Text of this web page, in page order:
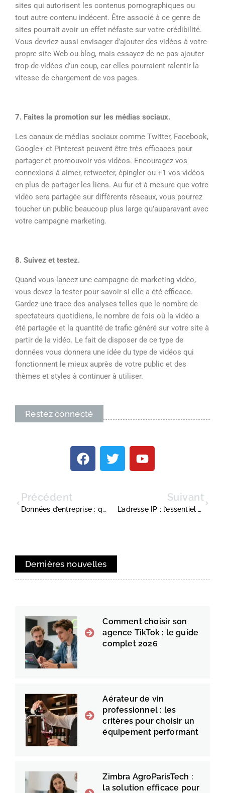
sites qui autorisent les contenus pornographiques ou
tout autre contenu indécent. Être associé à ce genre de
sites pourrait avoir un effet néfaste sur votre crédibilité.
Vous devriez aussi envisager d’ajouter des vidéos à votre
propre site Web ou blog, mais essayez de ne pas ajouter
trop de vidéos d’un coup, car elles pourraient ralentir la
vitesse de chargement de vos pages.
7. Faites la promotion sur les médias sociaux.
Les canaux de médias sociaux comme Twitter, Facebook,
Google+ et Pinterest peuvent être très efficaces pour
partager et promouvoir vos vidéos. Encouragez vos
connexions à aimer, retweeter, épingler ou +1 vos vidéos
en plus de partager les liens. Au fur et à mesure que votre
vidéo sera partagée sur différents réseaux, vous pourrez
toucher un public beaucoup plus large qu’auparavant avec
votre campagne marketing.
8. Suivez et testez.
Quand vous lancez une campagne de marketing vidéo,
vous devez la tester pour savoir si elle a été efficace.
Gardez une trace des analyses telles que le nombre de
spectateurs quotidiens, le nombre de fois où la vidéo a
été partagée et la quantité de trafic généré sur votre site à
partir de la vidéo. Le fait de disposer de ce type de
données vous donnera une idée du type de vidéos qui
fonctionnent le mieux auprès de votre public et des
thèmes et styles à continuer à utiliser.
Restez connecté
Précédent
Données d’entreprise : que faire de toute cette data ?
Suivant
L’adresse IP : l’essentiel à comprendre
Dernières nouvelles
Comment choisir son
agence TikTok : le guide
complet 2026
Aérateur de vin
professionnel : les
critères pour choisir un
équipement performant
Zimbra AgroParisTech :
la solution efficace pour